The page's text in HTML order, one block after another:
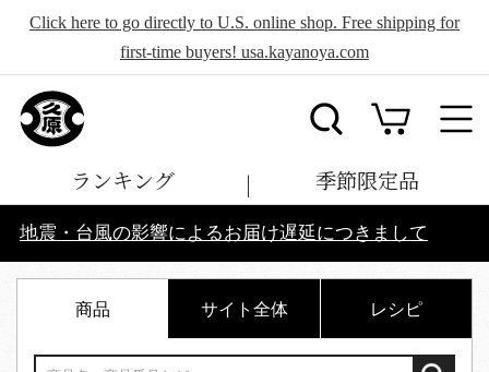
Click here to go directly to U.S. online shop. Free shipping for
first-time buyers! usa.kayanoya.com
ランキング 季節限定品
地震・台風の影響によるお届け遅延につきまして
商品 サイト全体 レシピ